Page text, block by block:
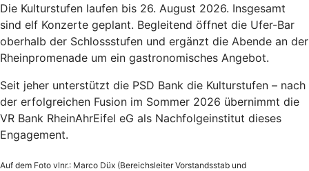
Die Kulturstufen laufen bis 26. August 2026. Insgesamt
sind elf Konzerte geplant. Begleitend öffnet die Ufer-Bar
oberhalb der Schlossstufen und ergänzt die Abende an der
Rheinpromenade um ein gastronomisches Angebot.
Seit jeher unterstützt die PSD Bank die Kulturstufen – nach
der erfolgreichen Fusion im Sommer 2026 übernimmt die
VR Bank RheinAhrEifel eG als Nachfolgeinstitut dieses
Engagement.
Auf dem Foto vlnr.: Marco Düx (Bereichsleiter Vorstandsstab und